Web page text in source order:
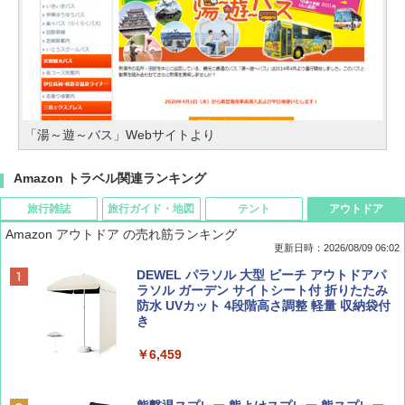
「湯～遊～バス」Webサイトより
Amazon トラベル関連ランキング
旅行雑誌
BE-PAL(ビ-パル) 2026年 9 月号【特別付録:
SOTO ミニマル"旅"財布 ランダム2種】
￥1,500
旅行ガイド・地図
地球の歩き方 スター・ウォーズ
￥2,695
テント
[キャンパーズコレクション 山善] ポップアッ
プテント 傘みたいに広げて畳める パッとサ
ッとサンシェード キューブ フルクローズ メ
ッシュ 簡単設置 ワンタッチテント キャンプ
アウトドア
Amazon アウトドア の売れ筋ランキング
更新日時：2026/08/09 06:02
DEWEL パラソル 大型 ビーチ アウトドアパ
ラソル ガーデン サイトシート付 折りたたみ
防水 UVカット 4段階高さ調整 軽量 収納袋付
き
￥6,459